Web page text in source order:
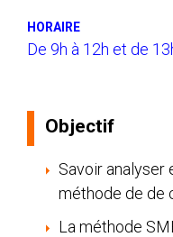
HORAIRE
De 9h à 12h et de
Objectif
Savoir analyser
méthode de de
La méthode